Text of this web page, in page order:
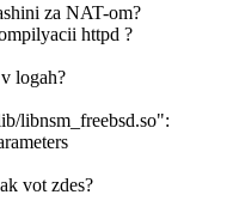
za NAT-om?
httpd ?
logah?
libnsm_freebsd.so":
vot zdes?